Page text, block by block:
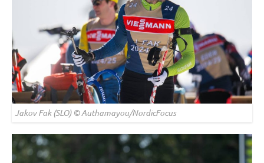
Jakov Fak (SLO) © Authamayou/NordicFocus